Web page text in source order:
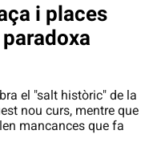
i places
el "salt històric" de la
nou curs, mentre que
mancances que fa